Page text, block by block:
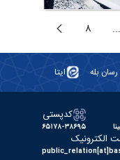
...
Intermediate Pages
صفحه8 صفحه
بعد
رسان بله ایتا
کدپستی
۶۵۱۷۸-۳۸۶۹۵
الکترونیک